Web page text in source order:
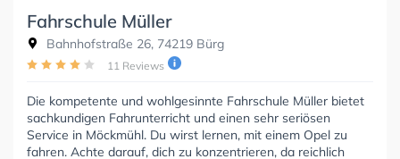
Fahrschule Müller
Bahnhofstraße 26, 74219 Bürg
11 Reviews
Die kompetente und wohlgesinnte Fahrschule Müller bietet
sachkundigen Fahrunterricht und einen sehr seriösen
Service in Möckmühl. Du wirst lernen, mit einem Opel zu
fahren. Achte darauf, dich zu konzentrieren, da reichlich